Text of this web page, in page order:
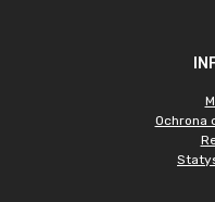
Ochrona